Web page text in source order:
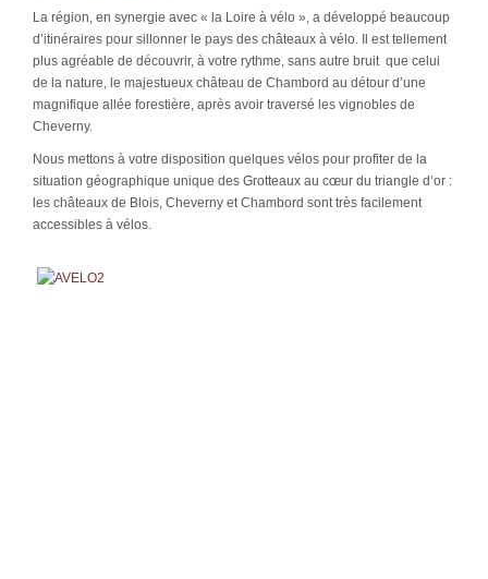
La région, en synergie avec « la Loire à vélo », a développé beaucoup
d’itinéraires pour sillonner le pays des châteaux à vélo. Il est tellement
plus agréable de découvrir, à votre rythme, sans autre bruit que celui
de la nature, le majestueux château de Chambord au détour d’une
magnifique allée forestière, après avoir traversé les vignobles de
Cheverny.
Nous mettons à votre disposition quelques vélos pour profiter de la
situation géographique unique des Grotteaux au cœur du triangle d’or :
les châteaux de Blois, Cheverny et Chambord sont très facilement
accessibles à vélos.